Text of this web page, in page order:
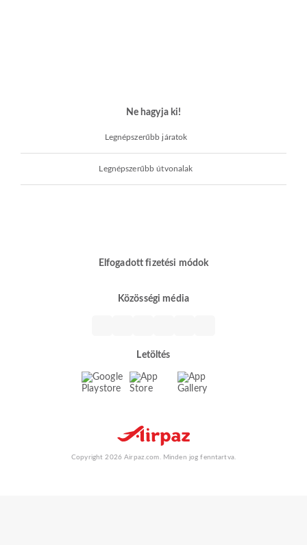
Ne hagyja ki!
Legnépszerűbb járatok
Legnépszerűbb útvonalak
Elfogadott fizetési módok
Közösségi média
Letöltés
Copyright 2026 Airpaz.com. Minden jog fenntartva.